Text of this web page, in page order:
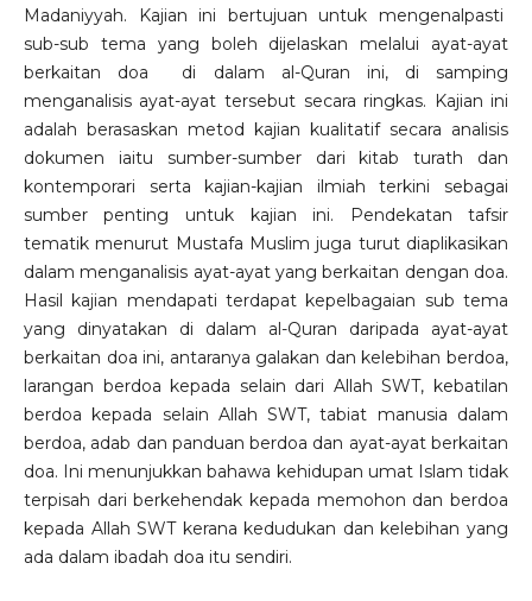
Madaniyyah. Kajian ini bertujuan untuk mengenalpasti
sub-sub tema yang boleh dijelaskan melalui ayat-ayat
berkaitan doa di dalam al-Quran ini, di samping
menganalisis ayat-ayat tersebut secara ringkas. Kajian ini
adalah berasaskan metod kajian kualitatif secara analisis
dokumen iaitu sumber-sumber dari kitab turath dan
kontemporari serta kajian-kajian ilmiah terkini sebagai
sumber penting untuk kajian ini. Pendekatan tafsir
tematik menurut Mustafa Muslim juga turut diaplikasikan
dalam menganalisis ayat-ayat yang berkaitan dengan doa.
Hasil kajian mendapati terdapat kepelbagaian sub tema
yang dinyatakan di dalam al-Quran daripada ayat-ayat
berkaitan doa ini, antaranya galakan dan kelebihan berdoa,
larangan berdoa kepada selain dari Allah SWT, kebatilan
berdoa kepada selain Allah SWT, tabiat manusia dalam
berdoa, adab dan panduan berdoa dan ayat-ayat berkaitan
doa. Ini menunjukkan bahawa kehidupan umat Islam tidak
terpisah dari berkehendak kepada memohon dan berdoa
kepada Allah SWT kerana kedudukan dan kelebihan yang
ada dalam ibadah doa itu sendiri.